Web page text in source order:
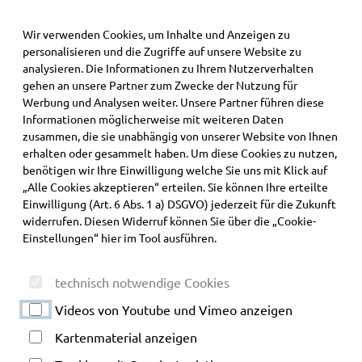
Alpcura Fachklinik Allgäu
Wir verwenden Cookies, um Inhalte und Anzeigen zu
personalisieren und die Zugriffe auf unsere Website zu
analysieren. Die Informationen zu Ihrem Nutzerverhalten
gehen an unsere Partner zum Zwecke der Nutzung für
Werbung und Analysen weiter. Unsere Partner führen diese
Informationen möglicherweise mit weiteren Daten
zusammen, die sie unabhängig von unserer Website von Ihnen
erhalten oder gesammelt haben. Um diese Cookies zu nutzen,
benötigen wir Ihre Einwilligung welche Sie uns mit Klick auf
„Alle Cookies akzeptieren“ erteilen. Sie können Ihre erteilte
Einwilligung (Art. 6 Abs. 1 a) DSGVO) jederzeit für die Zukunft
widerrufen. Diesen Widerruf können Sie über die „Cookie-
Einstellungen“ hier im Tool ausführen.
technisch notwendige Cookies
Videos von Youtube und Vimeo anzeigen
Kartenmaterial anzeigen